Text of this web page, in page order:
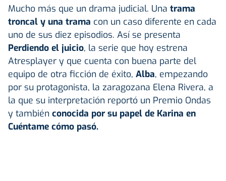
Mucho más que un drama judicial. Una trama
troncal y una trama con un caso diferente en cada
uno de sus diez episodios. Así se presenta
Perdiendo el juicio, la serie que hoy estrena
Atresplayer y que cuenta con buena parte del
equipo de otra ficción de éxito, Alba, empezando
por su protagonista, la zaragozana Elena Rivera, a
la que su interpretación reportó un Premio Ondas
y también conocida por su papel de Karina en
Cuéntame cómo pasó.